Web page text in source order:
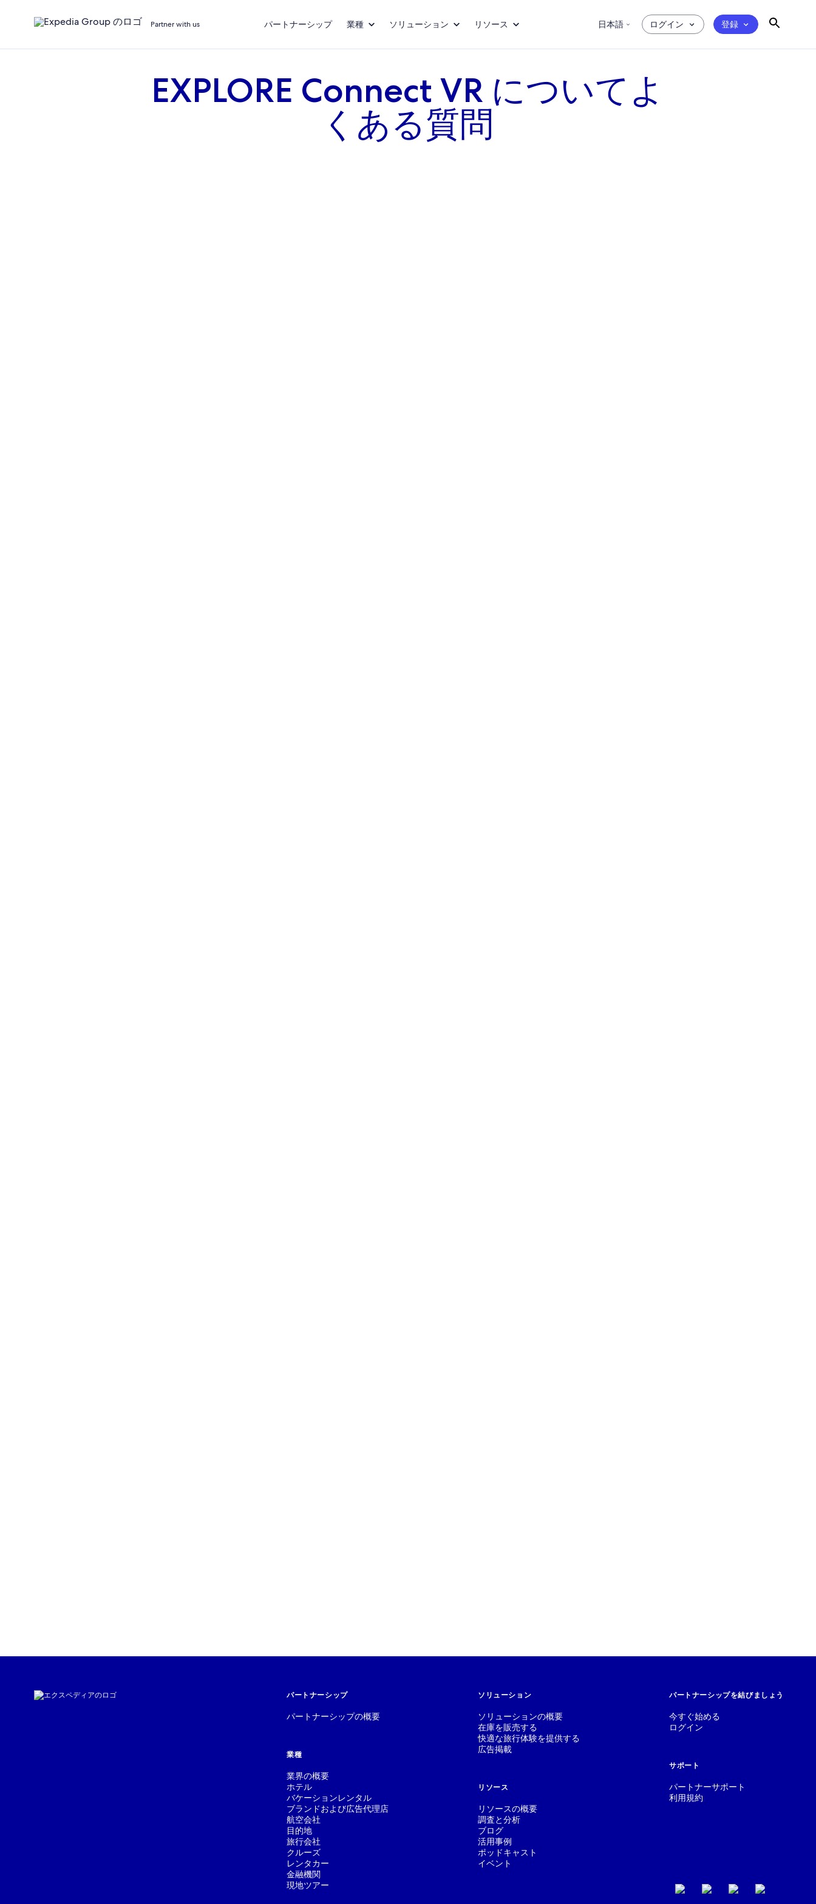
Partner with us パートナーシップ 業種 ソリューション リソース 日本語 ログイン 登録
EXPLORE Connect VR についてよ
くある質問
パートナーシップ
パートナーシップの概要
業種
業界の概要
ホテル
バケーションレンタル
ブランドおよび広告代理店
航空会社
目的地
旅行会社
クルーズ
レンタカー
金融機関
現地ツアー
ソリューション
ソリューションの概要
在庫を販売する
快適な旅行体験を提供する
広告掲載
リソース
リソースの概要
調査と分析
ブログ
活用事例
ポッドキャスト
イベント
パートナーシップを結びましょう
今すぐ始める
ログイン
サポート
パートナーサポート
利用規約